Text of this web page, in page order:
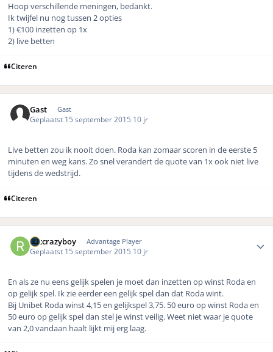
Hoop verschillende meningen, bedankt.
Ik twijfel nu nog tussen 2 opties
1) €100 inzetten op 1x
2) live betten
Citeren
Gast Gast
Geplaatst 15 september 2015 10 jr
Live betten zou ik nooit doen. Roda kan zomaar scoren in de eerste 5
minuten en weg kans. Zo snel verandert de quote van 1x ook niet live
tijdens de wedstrijd.
Citeren
rbccrazyboy Advantage Player
Geplaatst 15 september 2015 10 jr
En als ze nu eens gelijk spelen je moet dan inzetten op winst Roda en
op gelijk spel. Ik zie eerder een gelijk spel dan dat Roda wint.
Bij Unibet Roda winst 4,15 en gelijkspel 3,75. 50 euro op winst Roda en
50 euro op gelijk spel dan stel je winst veilig. Weet niet waar je quote
van 2,0 vandaan haalt lijkt mij erg laag.